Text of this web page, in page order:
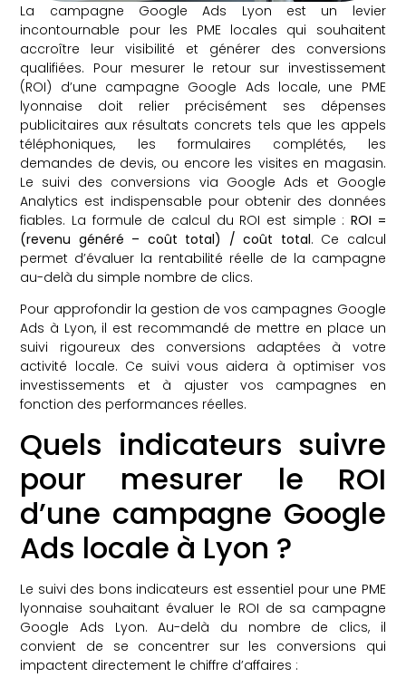
La campagne Google Ads Lyon est un levier
incontournable pour les PME locales qui souhaitent
accroître leur visibilité et générer des conversions
qualifiées. Pour mesurer le retour sur investissement
(ROI) d’une campagne Google Ads locale, une PME
lyonnaise doit relier précisément ses dépenses
publicitaires aux résultats concrets tels que les appels
téléphoniques, les formulaires complétés, les
demandes de devis, ou encore les visites en magasin.
Le suivi des conversions via Google Ads et Google
Analytics est indispensable pour obtenir des données
fiables. La formule de calcul du ROI est simple : ROI =
(revenu généré – coût total) / coût total. Ce calcul
permet d’évaluer la rentabilité réelle de la campagne
au-delà du simple nombre de clics.
Pour approfondir la gestion de vos campagnes Google
Ads à Lyon, il est recommandé de mettre en place un
suivi rigoureux des conversions adaptées à votre
activité locale. Ce suivi vous aidera à optimiser vos
investissements et à ajuster vos campagnes en
fonction des performances réelles.
Quels indicateurs suivre
pour mesurer le ROI
d’une campagne Google
Ads locale à Lyon ?
Le suivi des bons indicateurs est essentiel pour une PME
lyonnaise souhaitant évaluer le ROI de sa campagne
Google Ads Lyon. Au-delà du nombre de clics, il
convient de se concentrer sur les conversions qui
impactent directement le chiffre d’affaires :